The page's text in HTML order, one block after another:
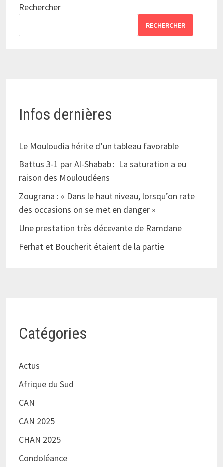
Rechercher
RECHERCHER
Infos dernières
Le Mouloudia hérite d’un tableau favorable
Battus 3-1 par Al-Shabab : La saturation a eu
raison des Mouloudéens
Zougrana : « Dans le haut niveau, lorsqu’on rate
des occasions on se met en danger »
Une prestation très décevante de Ramdane
Ferhat et Boucherit étaient de la partie
Catégories
Actus
Afrique du Sud
CAN
CAN 2025
CHAN 2025
Condoléance